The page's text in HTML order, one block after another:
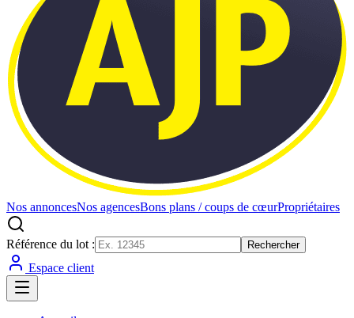
Nos annoncesNos agencesBons plans / coups de cœurPropriétaires
Référence du lot : Rechercher
Espace client